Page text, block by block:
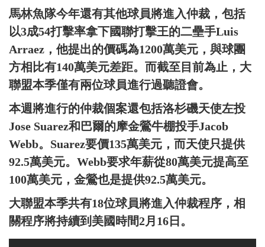
馬林魚隊今年還有其他球員將進入仲裁，包括
以3成54打擊率拿下國聯打擊王的二壘手Luis
Arraez，他提出的價碼為1200萬美元，與球團
方相比有140萬美元差距。而截至目前為止，大
聯盟本季僅有兩位球員進行過聽證會。
本週將進行的仲裁個案還包括洛杉磯天使左投
Jose Suarez和巴爾的摩金鶯牛棚投手Jacob
Webb。Suarez要價135萬美元，而天使只提供
92.5萬美元。Webb要求年薪從80萬美元提高至
100萬美元，金鶯也是提供92.5萬美元。
大聯盟本季共有18位球員將進入仲裁程序，相
關程序將持續到美國時間2月16日。